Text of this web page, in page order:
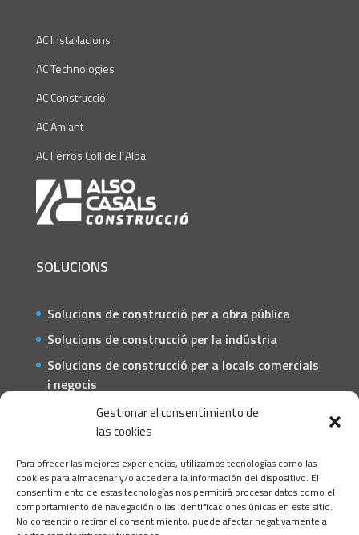
Gestionar el consentimiento de
las cookies
Para ofrecer las mejores experiencias, utilizamos tecnologías como las
cookies para almacenar y/o acceder a la información del dispositivo. El
consentimiento de estas tecnologías nos permitirá procesar datos como el
comportamiento de navegación o las identificaciones únicas en este sitio.
No consentir o retirar el consentimiento, puede afectar negativamente a
AC Instal·lacions
AC Technologies
AC Construcció
AC Amiant
AC Ferros Coll de l´Alba
SOLUCIONS
Solucions de construcció per a obra pública
Solucions de construcció per la indústria
Solucions de construcció per a locals comercials
i negocis
Solucions de construcció per a particulars
C/ Barcelona, 74 – Tortosa 43500
T 977445339 / M 607333789
info@alsocasals.com